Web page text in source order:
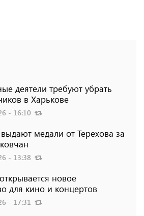
деятели требуют убрать
в Харькове
- 16:10
медали от Терехова за
- 13:38
новое
для кино и концертов
- 17:31